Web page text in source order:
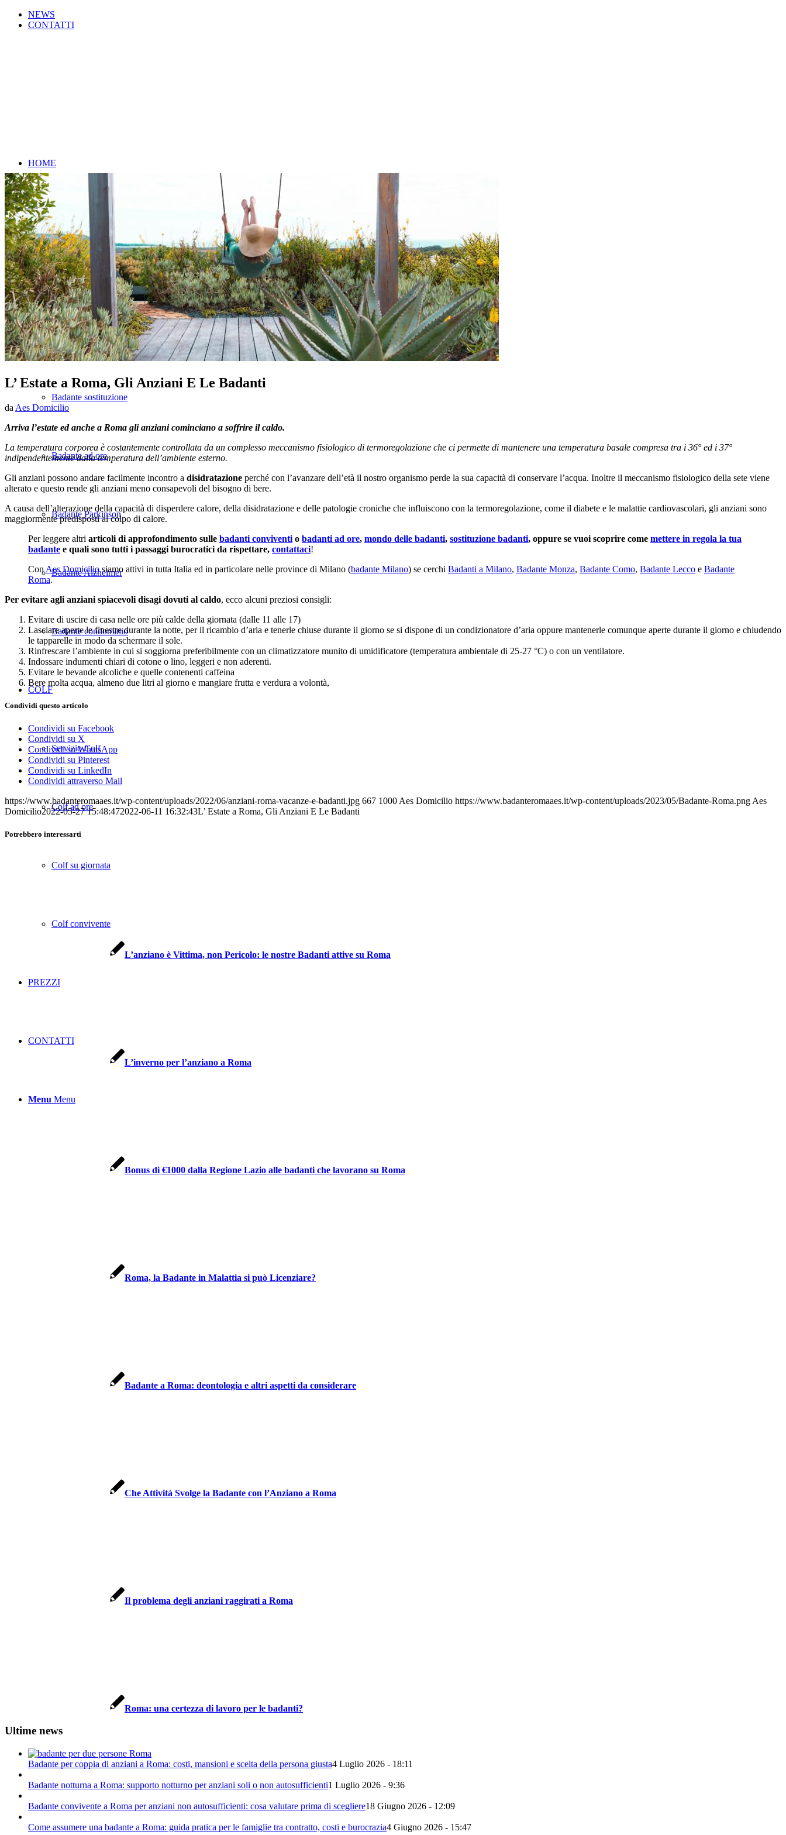
NEWS
CONTATTI
HOME
CHI SIAMO
BADANTI
Badante convivente
Badante sostituzione
Badante ad ore
Badante Parkinson
Badante Alzheimer
Badante condominio
COLF
Servizio Colf
Colf ad ore
Colf su giornata
Colf convivente
PREZZI
CONTATTI
Menu Menu
L’ Estate a Roma, Gli Anziani E Le Badanti
da Aes Domicilio
Arriva l’estate ed anche a Roma gli anziani cominciano a soffrire il caldo.
La temperatura corporea è costantemente controllata da un complesso meccanismo fisiologico di termoregolazione che ci permette di mantenere una temperatura basale compresa tra i 36° ed i 37°
indipendentemente dalla temperatura dell’ambiente esterno.
Gli anziani possono andare facilmente incontro a disidratazione perché con l’avanzare dell’età il nostro organismo perde la sua capacità di conservare l’acqua. Inoltre il meccanismo fisiologico della sete viene
alterato e questo rende gli anziani meno consapevoli del bisogno di bere.
A causa dell’alterazione della capacità di disperdere calore, della disidratazione e delle patologie croniche che influiscono con la termoregolazione, come il diabete e le malattie cardiovascolari, gli anziani sono
maggiormente predisposti al colpo di calore.
Per leggere altri articoli di approfondimento sulle badanti conviventi o badanti ad ore, mondo delle badanti, sostituzione badanti, oppure se vuoi scoprire come mettere in regola la tua
badante e quali sono tutti i passaggi burocratici da rispettare, contattaci!
ConAes Domiciliosiamo attivi in tutta Italia ed in particolare nelle province di Milano (badante Milano) se cerchi Badanti a Milano, Badante Monza, Badante Como, Badante Lecco e Badante
Roma.
Per evitare agli anziani spiacevoli disagi dovuti al caldo, ecco alcuni preziosi consigli:
Evitare di uscire di casa nelle ore più calde della giornata (dalle 11 alle 17)
Lasciare aperte le finestre durante la notte, per il ricambio d’aria e tenerle chiuse durante il giorno se si dispone di un condizionatore d’aria oppure mantenerle comunque aperte durante il giorno e chiudendo
le tapparelle in modo da schermare il sole.
Rinfrescare l’ambiente in cui si soggiorna preferibilmente con un climatizzatore munito di umidificatore (temperatura ambientale di 25-27 °C) o con un ventilatore.
Indossare indumenti chiari di cotone o lino, leggeri e non aderenti.
Evitare le bevande alcoliche e quelle contenenti caffeina
Bere molta acqua, almeno due litri al giorno e mangiare frutta e verdura a volontà,
Condividi questo articolo
Condividi su Facebook
Condividi su X
Condividi su WhatsApp
Condividi su Pinterest
Condividi su LinkedIn
Condividi attraverso Mail
https://www.badanteromaaes.it/wp-content/uploads/2022/06/anziani-roma-vacanze-e-badanti.jpg 667 1000 Aes Domicilio https://www.badanteromaaes.it/wp-content/uploads/2023/05/Badante-Roma.png Aes
Domicilio2022-05-27 15:48:472022-06-11 16:32:43L’ Estate a Roma, Gli Anziani E Le Badanti
Potrebbero interessarti
L’anziano è Vittima, non Pericolo: le nostre Badanti attive su Roma
L’inverno per l’anziano a Roma
Bonus di €1000 dalla Regione Lazio alle badanti che lavorano su Roma
Roma, la Badante in Malattia si può Licenziare?
Badante a Roma: deontologia e altri aspetti da considerare
Che Attività Svolge la Badante con l’Anziano a Roma
Il problema degli anziani raggirati a Roma
Roma: una certezza di lavoro per le badanti?
Ultime news
Badante per coppia di anziani a Roma: costi, mansioni e scelta della persona giusta4 Luglio 2026 - 18:11
Badante notturna a Roma: supporto notturno per anziani soli o non autosufficienti1 Luglio 2026 - 9:36
Badante convivente a Roma per anziani non autosufficienti: cosa valutare prima di scegliere18 Giugno 2026 - 12:09
Come assumere una badante a Roma: guida pratica per le famiglie tra contratto, costi e burocrazia4 Giugno 2026 - 15:47